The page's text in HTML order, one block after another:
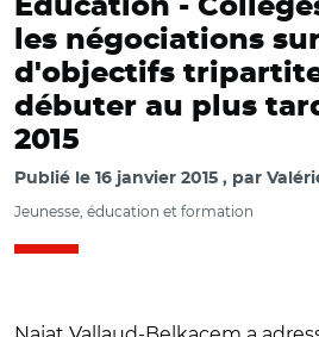
Education -
les négociations
d'objectifs
débuter au plus
2015
Publié le 16 janvier 2015 par
Jeunesse, éducation et formation